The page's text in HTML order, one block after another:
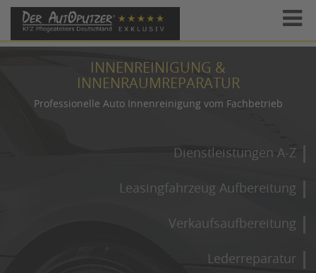
INNENREINIGUNG &
INNENRAUMREPARATUR
Professionelle Auto Innenreinigung vom Fachbetrieb
Dienstleistungen A-Z
Leasingfahrzeug Aufbereitung
Verkaufsaufbereitung
Lederreparatur